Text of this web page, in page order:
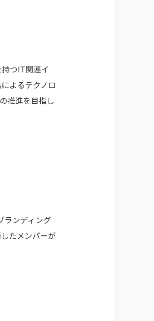
つIT関連イ
よるテクノロ
推進を目指し
ランディング
たメンバーが